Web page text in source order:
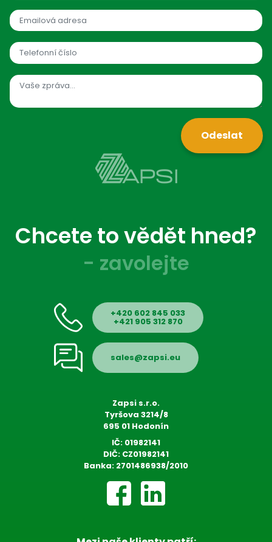
Odeslat
Chcete to vědět hned?
- zavolejte
+420 602 845 033
+421 905 312 870
sales@zapsi.eu
Zapsi s.r.o.
Tyršova 3214/8
695 01 Hodonín
IČ: 01982141
DIČ: CZ01982141
Banka: 2701486938/2010